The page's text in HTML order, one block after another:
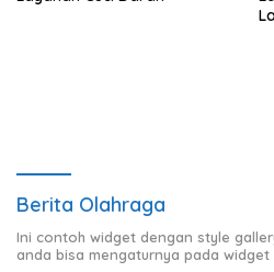
Berita Olahraga
Ini contoh widget dengan style
anda bisa mengaturnya pada